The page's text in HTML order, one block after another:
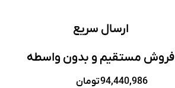
ارسال سریع
فروش مستقیم و بدون واسطه
94,440,986تومان